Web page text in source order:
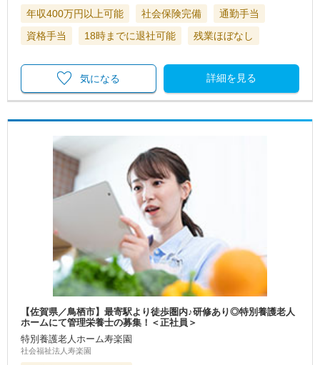
年収400万円以上可能 社会保険完備
通勤手当
資格手当
18時までに退社可能 残業ほぼなし
詳細を見る
気になる
【佐賀県／鳥栖市】最寄駅より徒歩圏内♪研修あり◎特別養護老人
ホームにて管理栄養士の募集！＜正社員＞
特別養護老人ホーム寿楽園
社会福祉法人寿楽園